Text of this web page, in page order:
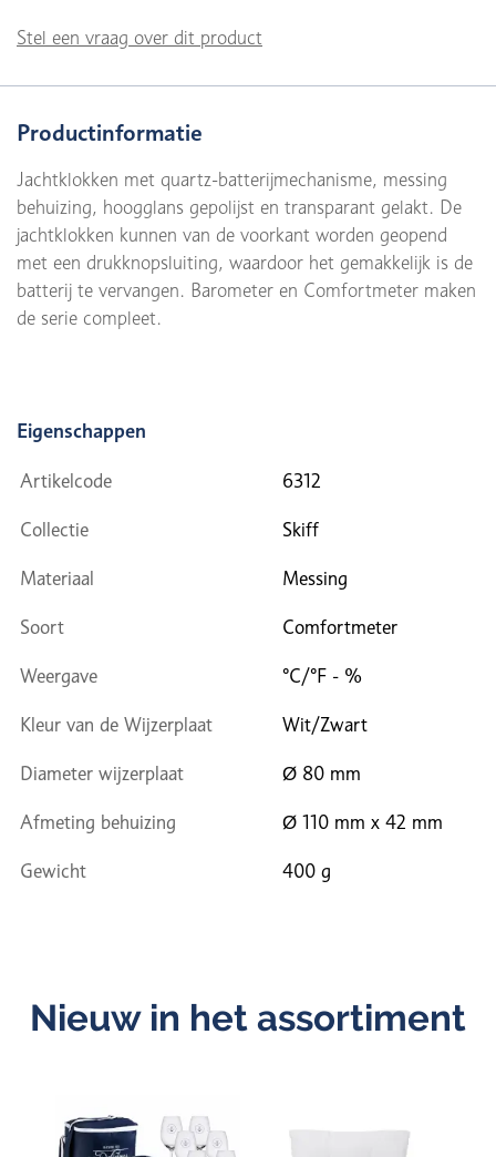
Stel een vraag over dit product
Productinformatie
Jachtklokken met quartz-batterijmechanisme, messing
behuizing, hoogglans gepolijst en transparant gelakt. De
jachtklokken kunnen van de voorkant worden geopend
met een drukknopsluiting, waardoor het gemakkelijk is de
batterij te vervangen. Barometer en Comfortmeter maken
de serie compleet.
Eigenschappen
Artikelcode 6312
Collectie Skiff
Materiaal Messing
Soort Comfortmeter
Weergave °C/°F - %
Kleur van de Wijzerplaat Wit/Zwart
Diameter wijzerplaat Ø 80 mm
Afmeting behuizing Ø 110 mm x 42 mm
Gewicht 400 g
Nieuw in het assortiment